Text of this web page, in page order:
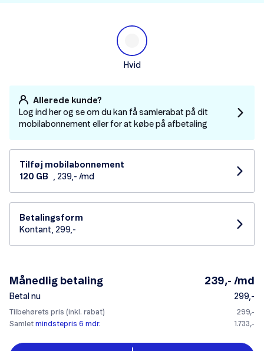
Hvid
Allerede kunde?
Log ind her og se om du kan få samlerabat på dit
mobilabonnement eller for at købe på afbetaling
Tilføj mobilabonnement
120 GB
, 239,- /md
Betalingsform
Kontant, 299,-
Månedlig betaling 239,- /md
Betal nu 299,-
Tilbehørets pris (inkl. rabat)
299,-
Samlet mindstepris 6 mdr. 1.733,-